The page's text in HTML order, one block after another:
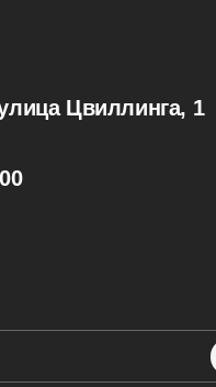
Цвиллинга, 1